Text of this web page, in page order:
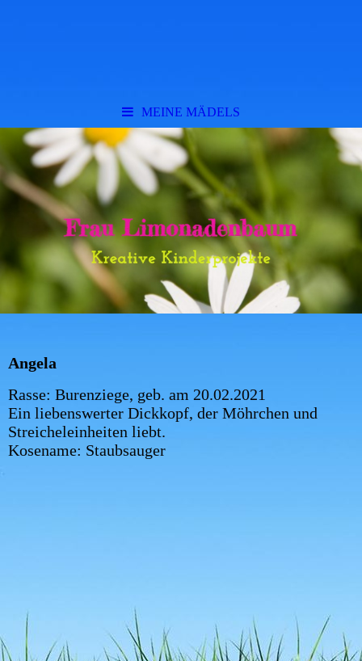
MEINE MÄDELS
Angela
Rasse: Burenziege, geb. am 20.02.2021
Ein liebenswerter Dickkopf, der Möhrchen und
Streicheleinheiten liebt.
Kosename: Staubsauger